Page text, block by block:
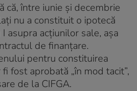
că, între iunie și decembrie
nu a constituit o ipotecă
asupra acțiunilor sale, așa
de finanțare.
pentru constituirea
fost aprobată „în mod tacit”,
de la CIFGA.